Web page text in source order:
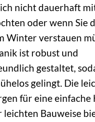
nicht dauerhaft
oder wenn Sie
Winter verstauen
ist robust und
gestaltet,
gelingt. Die
für eine einfache
leichten Bauweise